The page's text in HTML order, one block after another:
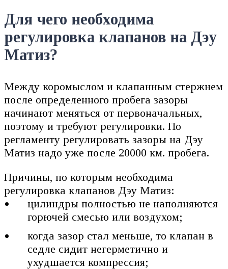
Для чего необходима
регулировка клапанов на Дэу
Матиз?
Между коромыслом и клапанным стержнем
после определенного пробега зазоры
начинают меняться от первоначальных,
поэтому и требуют регулировки. По
регламенту регулировать зазоры на Дэу
Матиз надо уже после 20000 км. пробега.
Причины, по которым необходима
регулировка клапанов Дэу Матиз:
цилиндры полностью не наполняются
горючей смесью или воздухом;
когда зазор стал меньше, то клапан в
седле сидит негерметично и
ухудшается компрессия;